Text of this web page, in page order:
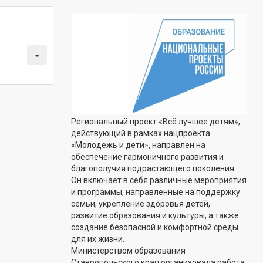
Региональный проект «Всё лучшее детям»,
действующий в рамках нацпроекта
«Молодежь и дети», направлен на
обеспечение гармоничного развития и
благополучия подрастающего поколения.
Он включает в себя различные мероприятия
и программы, направленные на поддержку
семьи, укрепление здоровья детей,
развитие образования и культуры, а также
создание безопасной и комфортной среды
для их жизни.
Министерством образования